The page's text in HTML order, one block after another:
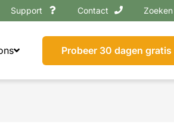
Support Contact Zoeken
Probeer 30 dagen gratis